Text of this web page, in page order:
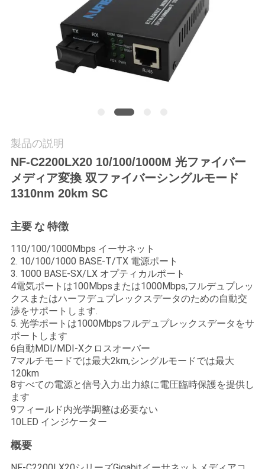
し
な
さ
い
ニ
ュ
ー
ス
引
用
を
要
製品の説明
NF-C2200LX20 10/100/1000M 光ファイバー
メディア変換 双ファイバーシングルモード
1310nm 20km SC
主要 な 特徴
110/100/1000Mbps イーサネット
2. 10/100/1000 BASE-T/TX 電源ポート
3. 1000 BASE-SX/LX オプティカルポート
4電気ポートは100Mbpsまたは1000Mbps,フルデュプレッ
クスまたはハーフデュプレックスデータのための自動交
渉をサポートします.
5. 光学ポートは1000Mbpsフルデュプレックスデータをサ
ポートします
6自動MDI/MDI-Xクロスオーバー
7マルチモードでは最大2km,シングルモードでは最大
120km
8すべての電源と信号入力.出力線に電圧臨時保護を提供し
ます
9フィールド内光学調整は必要ない
10LED インジケーター
概要